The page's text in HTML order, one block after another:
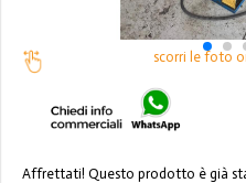
scorri le foto
Affrettati! Questo prodotto è già